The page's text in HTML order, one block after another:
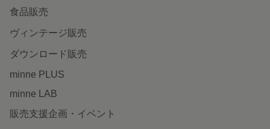
食品販売
ヴィンテージ販売
ダウンロード販売
minne PLUS
minne LAB
販売支援企画・イベント